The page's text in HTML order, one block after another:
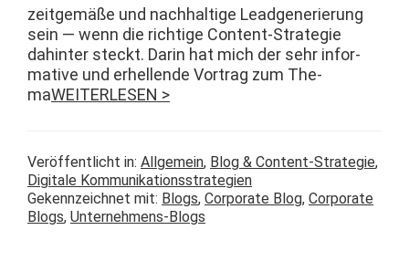
zeit­gemäße und nach­haltige Lead­gener­ierung
sein — wenn die richtige Con­­tent-Strate­gie
dahin­ter steckt. Darin hat mich der sehr infor­
ma­tive und erhel­lende Vor­trag zum The­
maWEITERLESEN >
Veröffentlicht in: Allgemein, Blog & Content-Strategie,
Digitale Kommunikationsstrategien
Gekennzeichnet mit: Blogs, Corporate Blog, Corporate
Blogs, Unternehmens-Blogs